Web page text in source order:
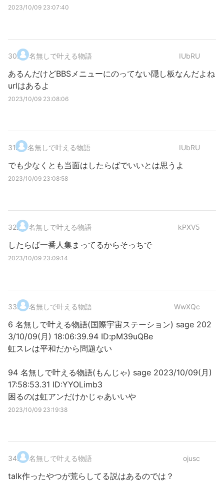
2023/10/09 23:07:40
30. 名無しで叶える物語 IUbRU
あるんだけどBBSメニューにのってない隠し板なんだよね
urlはあるよ
2023/10/09 23:08:06
31. 名無しで叶える物語 IUbRU
でも少なくとも当面はしたらばでいいとは思うよ
2023/10/09 23:08:58
32. 名無しで叶える物語 kPXV5
したらば一番人集まってるからそっちで
2023/10/09 23:09:14
33. 名無しで叶える物語 WwXQc
6 名無しで叶える物語(国際宇宙ステーション) sage 202
3/10/09(月) 18:06:39.94 ID:pM39uQBe
虹スレは平和だから問題ない
94 名無しで叶える物語(もんじゃ) sage 2023/10/09(月)
17:58:53.31 ID:YYOLimb3
困るのは虹アンだけかじゃあいいや
2023/10/09 23:19:38
34. 名無しで叶える物語 ojusc
talk作ったやつが荒らしてる説はあるのでは？